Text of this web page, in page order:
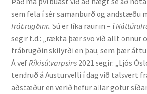
Önnur ritverk
Ritrýndar greinar
Óritrýnt fræðilegt efni
Málfarspistlar
sem fela í sér samanburð og andstæðu
frábrugðinn. Sú er líka raunin – í
segir t.d.: „rækta þær svo við allt önnur
frábrugðin skilyrði en þau, sem þær áttu
Á vefRíkisútvarpsins 2021 segir: „Ljós
tendruð á Austurvelli í dag við talsvert
aðstæður en verið hefur allar götur